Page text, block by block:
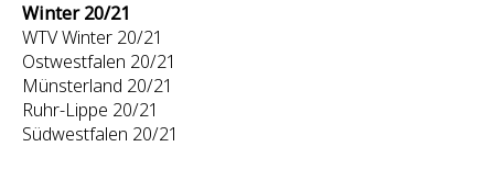
Winter 20/21
WTV Winter 20/21
Ostwestfalen 20/21
Münsterland 20/21
Ruhr-Lippe 20/21
Südwestfalen 20/21